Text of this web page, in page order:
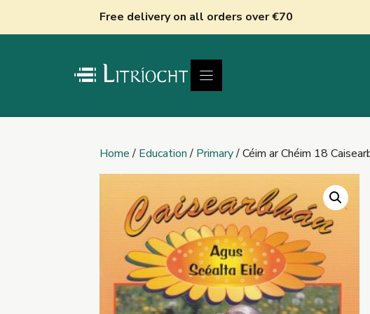
Free delivery on all orders over €70
Home/ Education/ Primary/ Céim ar Chéim 18